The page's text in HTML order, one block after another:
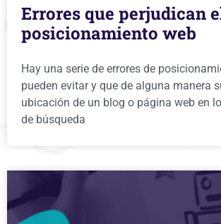
Errores que perjudican
posicionamiento web
Hay una serie de errores de
pueden evitar y que de alguna manera
ubicación de un blog o página web en
de búsqueda